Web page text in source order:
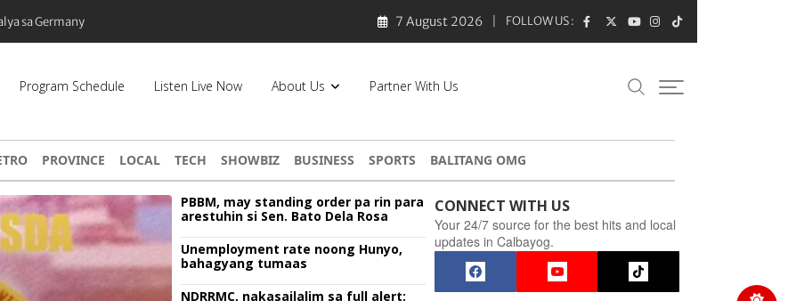
bumaba ng 8% sa 79 billion dollars, ayon sa Forbes 7 August 2026 FOLLOW US :
Program Schedule Listen Live Now About Us Partner With Us
PROVINCE LOCAL TECH SHOWBIZ BUSINESS SPORTS BALITANG OMG
PBBM, may standing order pa rin para
arestuhin si Sen. Bato Dela Rosa
Unemployment rate noong Hunyo,
bahagyang tumaas
NDRRMC, nakasailalim sa full alert;
CONNECT WITH US
Your 24/7 source for the best hits and local
updates in Calbayog.